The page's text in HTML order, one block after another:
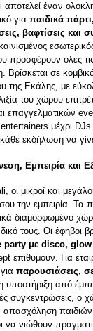
έναν
για παιδικά
βαφτίσεις και
προσφέρουν όλες
σε
της Εκάλης, με
του χώρου
επαγγελματικών
μέχρι
εκδήλωση να
Εμπειρία και
μικροί και
την εμπειρία. Τα
διαμορφωμένο
τους. Οι έφηβοι
party με disco,
επιθυμούν. Για
παρουσιάσεις,
υποστήριξη από
συγκεντρώσεις, ο
απασχόληση
να νιώθουν